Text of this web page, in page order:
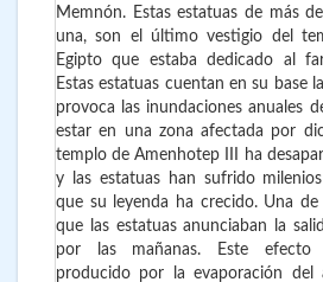
Memnón. Estas estatuas de más
una, son el último vestigio del
Egipto que estaba dedicado al
Estas estatuas cuentan en su base
provoca las inundaciones anuales
estar en una zona afectada por
templo de Amenhotep III ha
y las estatuas han sufrido
que su leyenda ha crecido. Una de
que las estatuas anunciaban la
por las mañanas. Este efecto
producido por la evaporación del